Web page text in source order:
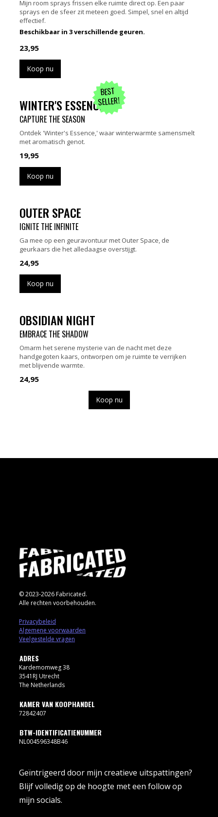
Mijn room sprays frissen elke ruimte direct op. Een paar
sprays en de sfeer zit meteen goed. Simpel, snel en altijd
effectief.
Beschikbaar in 3 verschillende geuren.
23,95
Koop nu
BEST
SELLER!
WINTER'S ESSENCE
CAPTURE THE SEASON
Ontdek 'Winter's Essence,' waar winterwarmte samensmelt
met aromatisch genot.
19,95
Koop nu
OUTER SPACE
IGNITE THE INFINITE
Ga mee op een geuravontuur met Outer Space, de
geurkaars die het alledaagse overstijgt.
24,95
Koop nu
OBSIDIAN NIGHT
EMBRACE THE SHADOW
Omarm het serene mysterie van de nacht met deze
handgegoten kaars, ontworpen om je ruimte te verrijken
met blijvende warmte.
24,95
Koop nu
© 2023-2026 Fabricated.
Alle rechten voorbehouden.
Privacybeleid
Algemene voorwaarden
Veelgestelde vragen
ADRES
Kardemomweg 38
3541RJ Utrecht
The Netherlands
KAMER VAN KOOPHANDEL
72842407
BTW-IDENTIFICATIENUMMER
NL004596348B46
Geïntrigeerd door mijn creatieve uitspattingen?
Blijf volledig op de hoogte met een follow op
mijn socials.